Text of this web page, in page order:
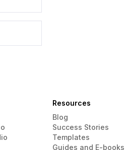
Resources
Blog
Success Stories
Templates
Guides and E-books